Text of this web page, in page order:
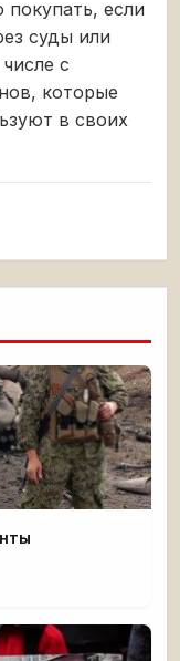
если
суды или
с
которые
в своих